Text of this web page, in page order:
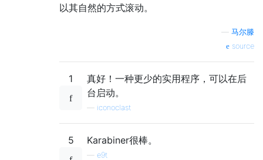
以其自然的方式滚动。
马尔滕
source
1
真好！一种更少的实用程序，可以在后
台启动。
iconoclast
5 Karabiner很棒。
e9t